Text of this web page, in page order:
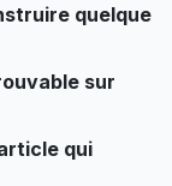
quelque
sur
qui